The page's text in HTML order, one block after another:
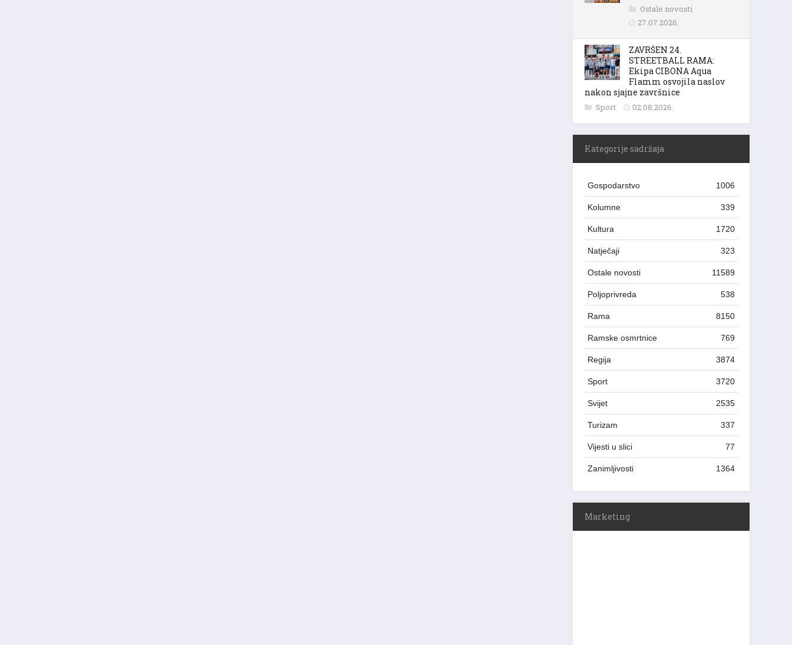
Ostale novosti
27.07.2026.
ZAVRŠEN 24.
STREETBALL RAMA:
Ekipa CIBONA Aqua
Flamm osvojila naslov
nakon sjajne završnice
Sport 02.08.2026.
Kategorije sadržaja
Gospodarstvo 1006
Kolumne 339
Kultura 1720
Natječaji 323
Ostale novosti 11589
Poljoprivreda 538
Rama 8150
Ramske osmrtnice 769
Regija 3874
Sport 3720
Svijet 2535
Turizam 337
Vijesti u slici 77
Zanimljivosti 1364
Marketing